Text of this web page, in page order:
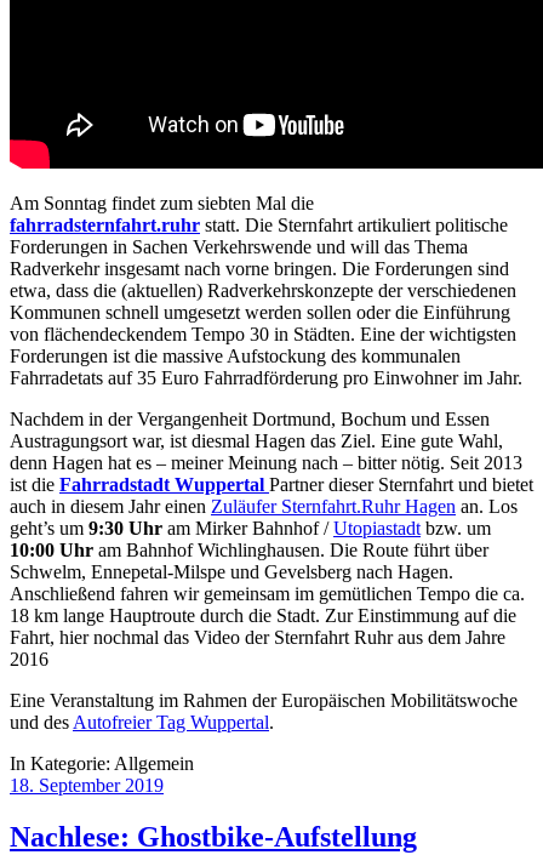
Am Sonntag findet zum siebten Mal die
fahrradsternfahrt.ruhr statt. Die Sternfahrt artikuliert politische
Forderungen in Sachen Verkehrswende und will das Thema
Radverkehr insgesamt nach vorne bringen. Die Forderungen sind
etwa, dass die (aktuellen) Radverkehrskonzepte der verschiedenen
Kommunen schnell umgesetzt werden sollen oder die Einführung
von flächendeckendem Tempo 30 in Städten. Eine der wichtigsten
Forderungen ist die massive Aufstockung des kommunalen
Fahrradetats auf 35 Euro Fahrradförderung pro Einwohner im Jahr.
Nachdem in der Vergangenheit Dortmund, Bochum und Essen
Austragungsort war, ist diesmal Hagen das Ziel. Eine gute Wahl,
denn Hagen hat es – meiner Meinung nach – bitter nötig. Seit 2013
ist die Fahrradstadt Wuppertal Partner dieser Sternfahrt und bietet
auch in diesem Jahr einen Zuläufer Sternfahrt.Ruhr Hagen an. Los
geht’s um 9:30 Uhr am Mirker Bahnhof /Utopiastadt bzw. um
10:00 Uhr am Bahnhof Wichlinghausen. Die Route führt über
Schwelm, Ennepetal-Milspe und Gevelsberg nach Hagen.
Anschließend fahren wir gemeinsam im gemütlichen Tempo die ca.
18 km lange Hauptroute durch die Stadt. Zur Einstimmung auf die
Fahrt, hier nochmal das Video der Sternfahrt Ruhr aus dem Jahre
2016
Eine Veranstaltung im Rahmen der Europäischen Mobilitätswoche
und des Autofreier Tag Wuppertal.
In Kategorie: Allgemein
18. September 2019
Nachlese: Ghostbike-Aufstellung